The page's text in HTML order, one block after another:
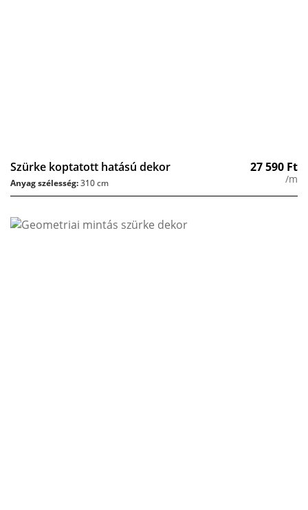
Szürke koptatott hatású dekor 27 590 Ft
/m
Anyag szélesség:310 cm